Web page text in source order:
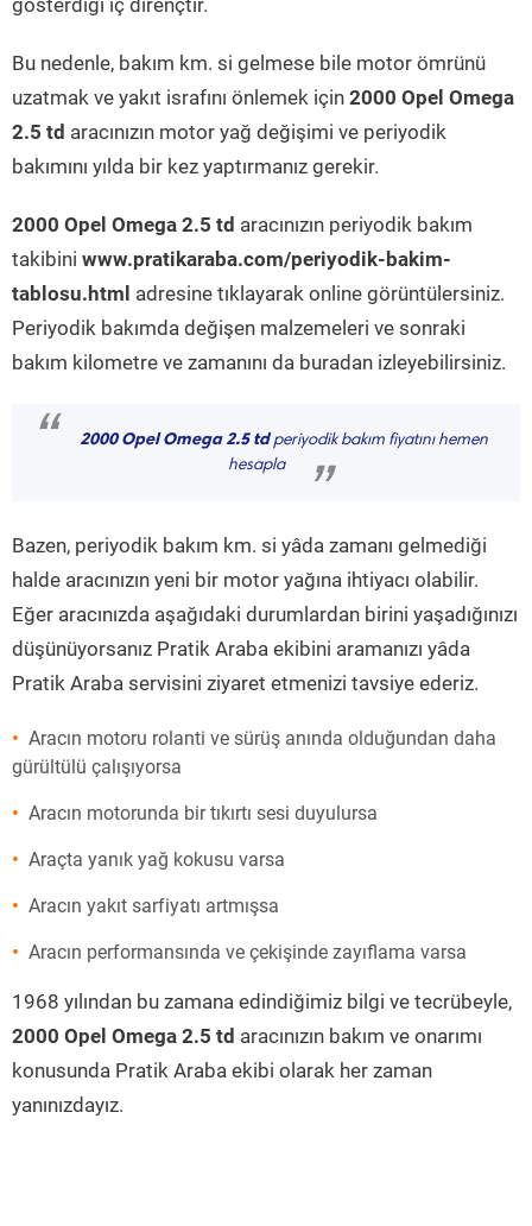
gösterdiği iç dirençtir.
Bu nedenle, bakım km. si gelmese bile motor ömrünü
uzatmak ve yakıt israfını önlemek için 2000 Opel Omega
2.5 td aracınızın motor yağ değişimi ve periyodik
bakımını yılda bir kez yaptırmanız gerekir.
2000 Opel Omega 2.5 td aracınızın periyodik bakım
takibini www.pratikaraba.com/periyodik-bakim-
tablosu.html adresine tıklayarak online görüntülersiniz.
Periyodik bakımda değişen malzemeleri ve sonraki
bakım kilometre ve zamanını da buradan izleyebilirsiniz.
“ 2000 Opel Omega 2.5 tdperiyodik bakım fiyatını hemen
hesapla
”
Bazen, periyodik bakım km. si yâda zamanı gelmediği
halde aracınızın yeni bir motor yağına ihtiyacı olabilir.
Eğer aracınızda aşağıdaki durumlardan birini yaşadığınızı
düşünüyorsanız Pratik Araba ekibini aramanızı yâda
Pratik Araba servisini ziyaret etmenizi tavsiye ederiz.
Aracın motoru rolanti ve sürüş anında olduğundan daha
gürültülü çalışıyorsa
Aracın motorunda bir tıkırtı sesi duyulursa
Araçta yanık yağ kokusu varsa
Aracın yakıt sarfiyatı artmışsa
Aracın performansında ve çekişinde zayıflama varsa
1968 yılından bu zamana edindiğimiz bilgi ve tecrübeyle,
2000 Opel Omega 2.5 td aracınızın bakım ve onarımı
konusunda Pratik Araba ekibi olarak her zaman
yanınızdayız.